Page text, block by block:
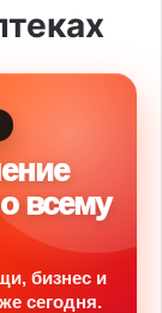
всему
бизнес и
сегодня.